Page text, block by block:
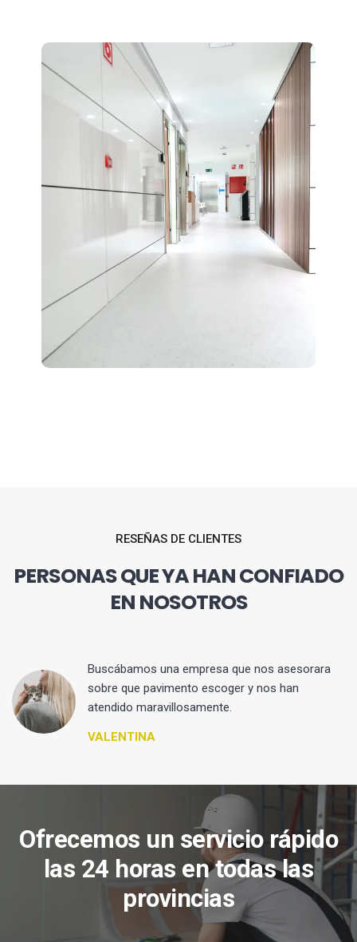
RESEÑAS DE CLIENTES
PERSONAS QUE YA HAN CONFIADO
EN NOSOTROS
Buscábamos una empresa que nos asesorara
sobre que pavimento escoger y nos han
atendido maravillosamente.
VALENTINA
Ofrecemos un servicio rápido
las 24 horas en todas las
provincias